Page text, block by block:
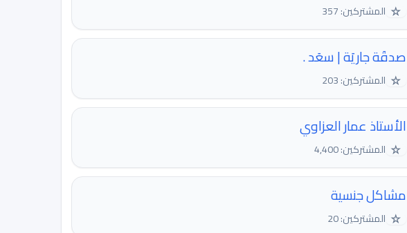
☆ المشتركين: 357
صدقَة جاريَة | سعَد .
☆ المشتركين: 203
الأستاذ عمار العزاوي
☆ المشتركين: 4,400
مشاكل جنسية
☆ المشتركين: 20